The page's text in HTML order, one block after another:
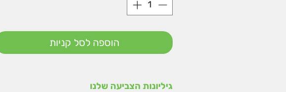
הוספה לסל קניות
גיליונות הצביעה שלנו